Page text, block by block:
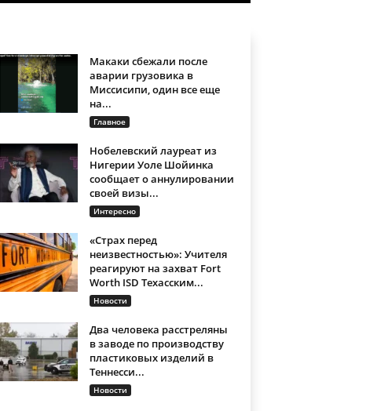
Макаки сбежали после
аварии грузовика в
Миссисипи, один все еще
на...
Главное
Нобелевский лауреат из
Нигерии Уоле Шойинка
сообщает о аннулировании
своей визы...
Интересно
«Страх перед
неизвестностью»: Учителя
реагируют на захват Fort
Worth ISD Техасским...
Новости
Два человека расстреляны
в заводе по производству
пластиковых изделий в
Теннесси...
Новости